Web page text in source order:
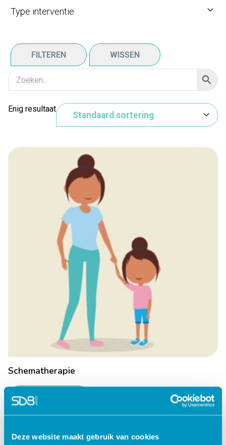
Deze website maakt gebruik van cookies
Type interventie
FILTEREN WISSEN
Enig resultaat
Schematherapie
Lees verder